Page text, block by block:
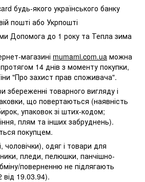
будь-якого українського банку
пошті або Укрпошті
Допомога до 1 року та Тепла зима
магазині mumami.com.ua можна
14 днів з моменту покупки,
"Про захист прав споживача".
збереженні товарного вигляду і
що повертаються (наявність
упаковок зі штих-кодом;
плям та інших забруднень).
покупцем.
чоловічки), одяг і товари для
пледи, пелюшки, панчішно-
поверненню не підлягають
19.03.94).